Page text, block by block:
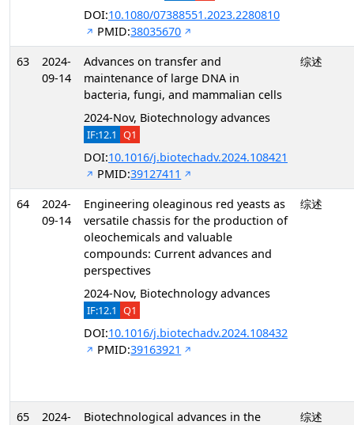
DOI:10.1080/07388551.2023.2280810
PMID:38035670
63
2024-
09-14
Advances on transfer and
maintenance of large DNA in
bacteria, fungi, and mammalian cells
2024-Nov, Biotechnology advances
IF:12.1 Q1
DOI:10.1016/j.biotechadv.2024.108421
PMID:39127411
综述
64
2024-
09-14
Engineering oleaginous red yeasts as
versatile chassis for the production of
oleochemicals and valuable
compounds: Current advances and
perspectives
2024-Nov, Biotechnology advances
IF:12.1 Q1
DOI:10.1016/j.biotechadv.2024.108432
PMID:39163921
综述
65
2024-
Biotechnological advances in the
综述